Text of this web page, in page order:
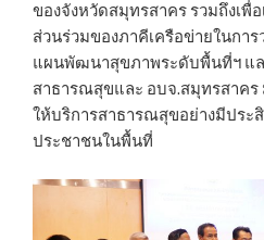
ของจังหวัดสมุทรสาคร รวมถึงเพื่
ส่วนร่วมของภาคีเครือข่ายในกา
แผนพัฒนาสุขภาพระดับพื้นที่ฯ แล
สาธารณสุขและ อบจ.สมุทรสาค
ให้บริการสาธารณสุขอย่างมีประ
ประชาชนในพื้นที่